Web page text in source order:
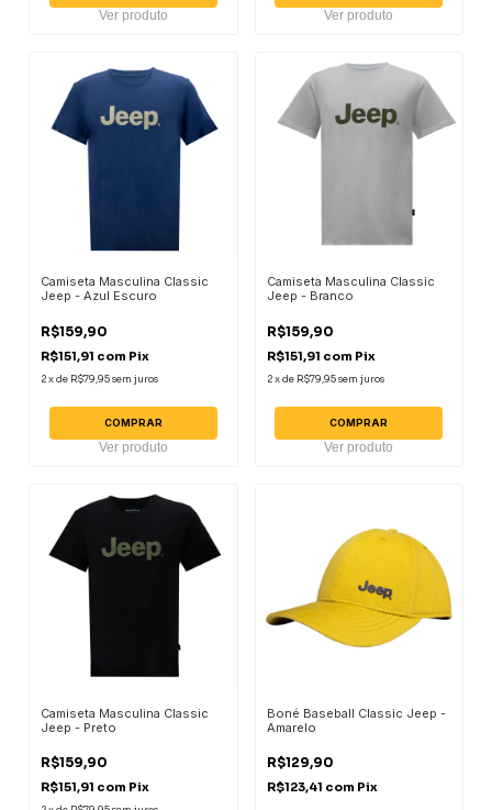
Ver produto Ver produto
Camiseta Masculina Classic
Jeep - Azul Escuro
R$159,90
R$151,91 com Pix
2xde R$79,95sem juros
COMPRAR
Ver produto
Camiseta Masculina Classic
Jeep - Branco
R$159,90
R$151,91 com Pix
2 xde R$79,95 sem juros
COMPRAR
Ver produto
Camiseta Masculina Classic
Jeep - Preto
R$159,90
R$151,91 com Pix
Boné Baseball Classic Jeep -
Amarelo
R$129,90
R$123,41 com Pix